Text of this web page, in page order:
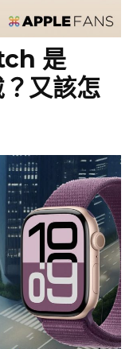
是
又該怎